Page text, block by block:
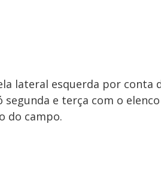
lateral esquerda por conta
segunda e terça com o
do campo.